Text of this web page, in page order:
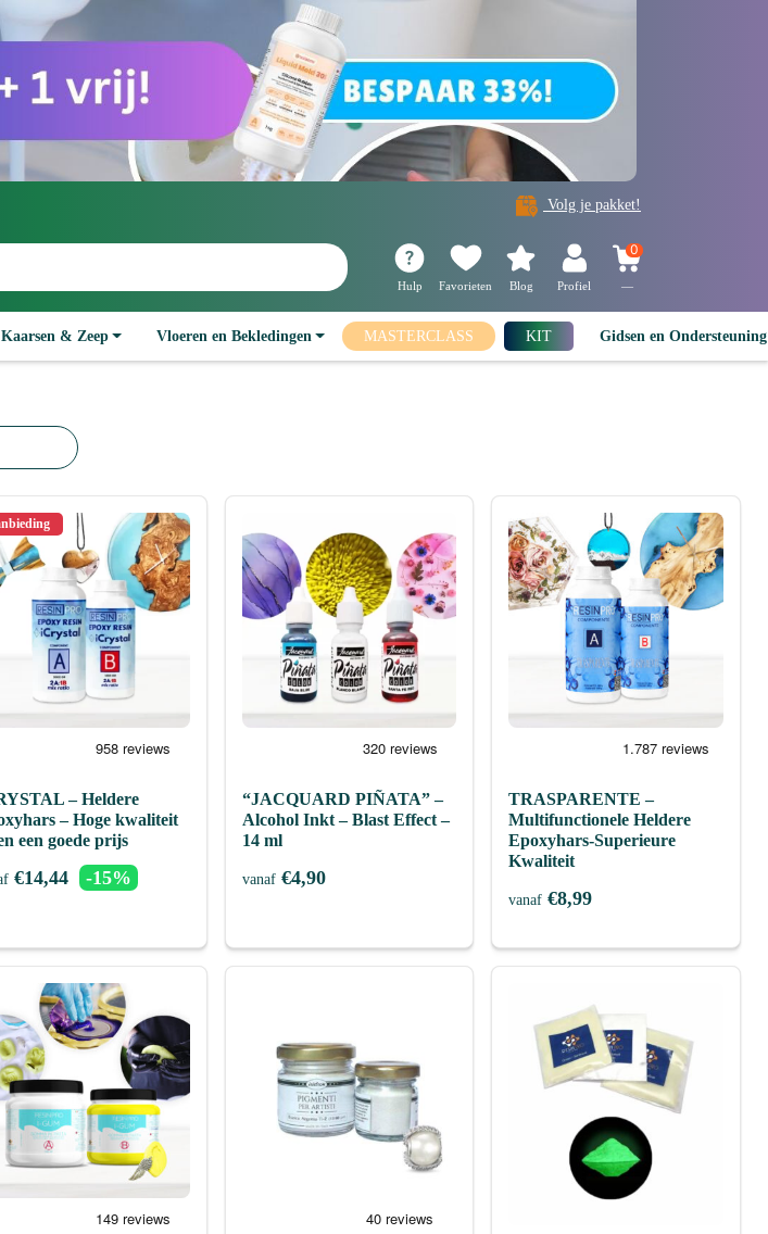
Volg je pakket!
Hulp Favorieten Blog Profiel
0
—
Kaarsen & Zeep Vloeren en Bekledingen MASTERCLASS KIT Gidsen en
– Heldere
– Hoge kwaliteit
een goede prijs
€14,44 -15%
“JACQUARD PIÑATA” –
Alcohol Inkt – Blast Effect –
14 ml
vanaf €4,90
TRASPARENTE –
Multifunctionele Heldere
Epoxyhars-Superieure
Kwaliteit
vanaf €8,99